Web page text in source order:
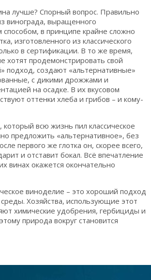
лучше? Спорный вопрос. Правильно
винограда, выращенного
в принципе крайне сложно
изготовленного из классического
в сертификации. В то же время,
хотят продемонстрировать свой
подход, создают «альтернативные»
с дикими дрожжами и
на осадке. В их вкусовом
оттенки хлеба и грибов – и кому-
который всю жизнь пил классическое
предложить «альтернативное», без
первого же глотка он, скорее всего,
и отставит бокал. Всё впечатление
винах окажется окончательно
виноделие – это хороший подход
Хозяйства, использующие этот
химические удобрения, гербициды и
природа вокруг становится